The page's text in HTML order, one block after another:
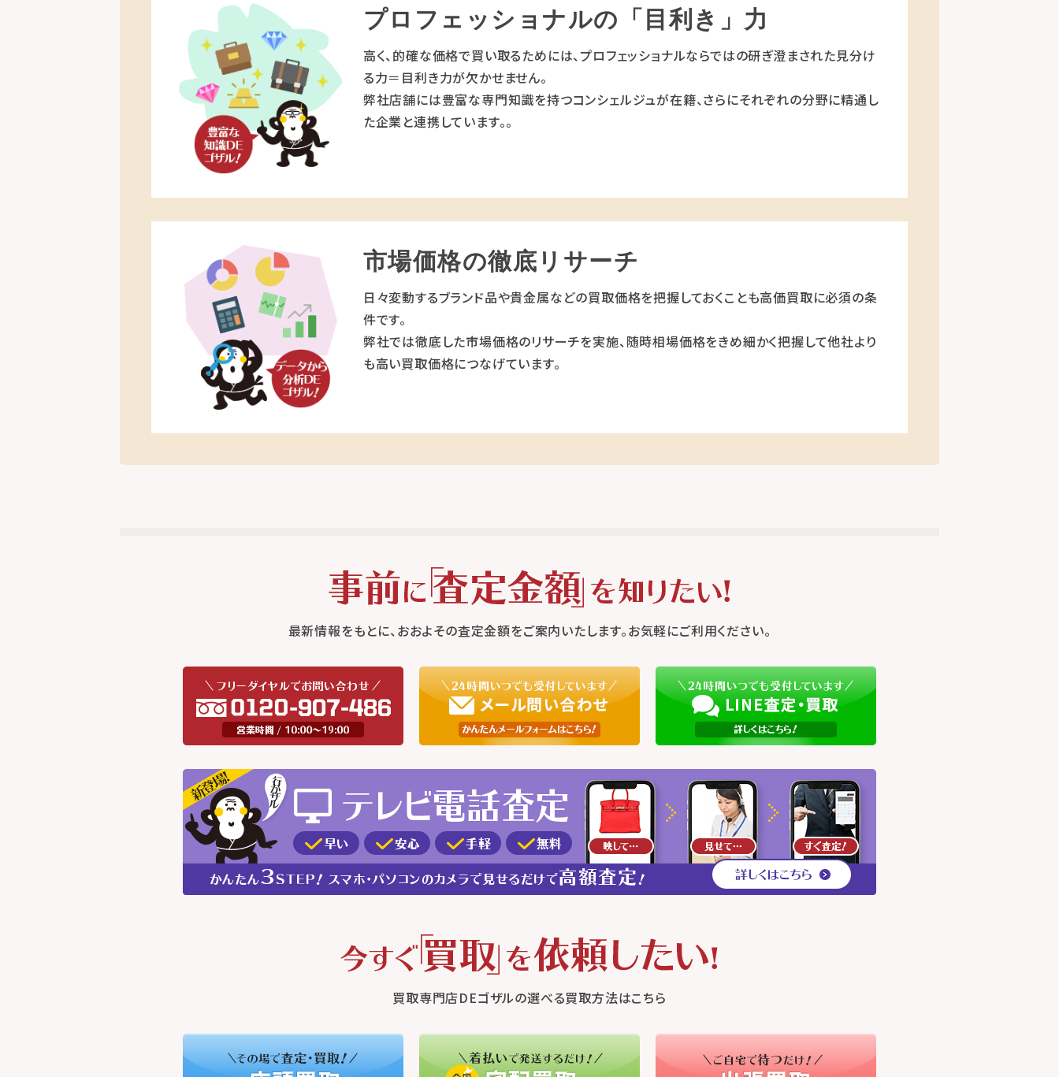
プロフェッショナルの「目利き」力
高く、的確な価格で買い取るためには、プロフェッショナルならではの研ぎ澄まされた見分け
る力＝目利き力が欠かせません。
弊社店舗には豊富な専門知識を持つコンシェルジュが在籍、さらにそれぞれの分野に精通し
た企業と連携しています。。
市場価格の徹底リサーチ
日々変動するブランド品や貴金属などの買取価格を把握しておくことも高価買取に必須の条
件です。
弊社では徹底した市場価格のリサーチを実施、随時相場価格をきめ細かく把握して他社より
も高い買取価格につなげています。
最新情報をもとに、おおよその査定金額をご案内いたします。お気軽にご利用ください。
買取専門店DEゴザルの選べる買取方法はこちら